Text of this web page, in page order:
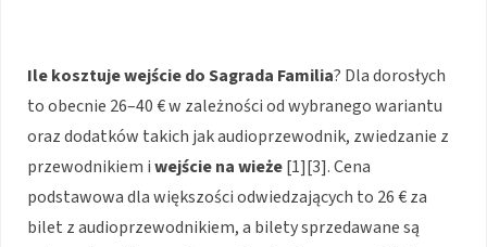
Ile kosztuje wejście do Sagrada Familia? Dla dorosłych
to obecnie 26–40 € w zależności od wybranego wariantu
oraz dodatków takich jak audioprzewodnik, zwiedzanie z
przewodnikiem iwejście na wieże[1][3]. Cena
podstawowa dla większości odwiedzających to 26 € za
bilet z audioprzewodnikiem, a bilety sprzedawane są